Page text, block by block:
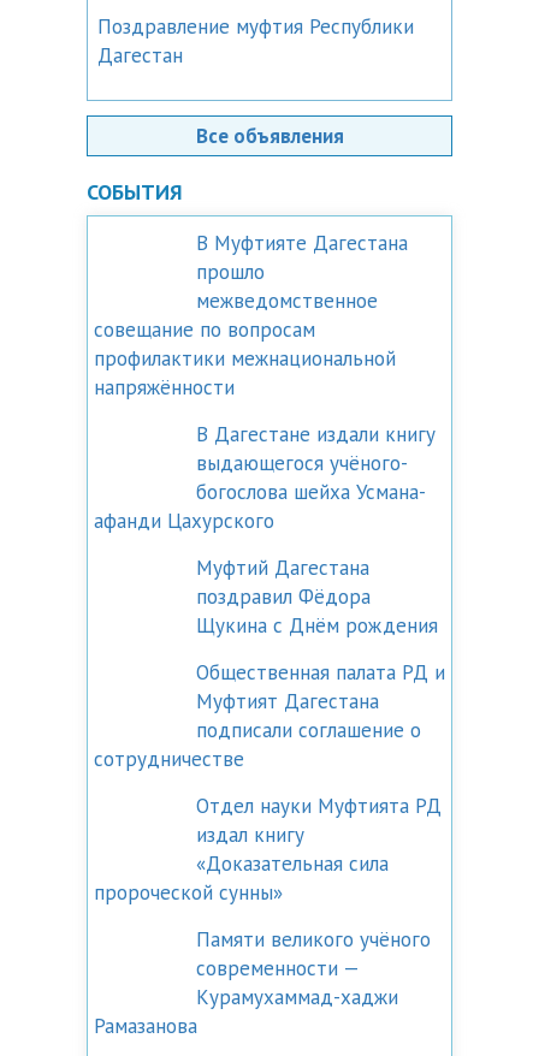
Поздравление муфтия Республики
Дагестан
Все объявления
СОБЫТИЯ
В Муфтияте Дагестана
прошло
межведомственное
совещание по вопросам
профилактики межнациональной
напряжённости
В Дагестане издали книгу
выдающегося учёного-
богослова шейха Усмана-
афанди Цахурского
Муфтий Дагестана
поздравил Фёдора
Щукина с Днём рождения
Общественная палата РД и
Муфтият Дагестана
подписали соглашение о
сотрудничестве
Отдел науки Муфтията РД
издал книгу
«Доказательная сила
пророческой сунны»
Памяти великого учёного
современности —
Курамухаммад-хаджи
Рамазанова